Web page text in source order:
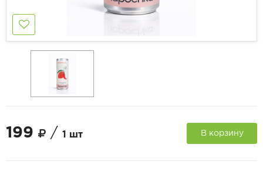
199 / 1 шт В корзину